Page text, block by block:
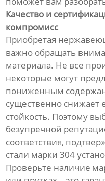
Качество и
компромисс
Приобретая
важно обращать
материала. Не все
некоторые могут
пониженным
существенно снижает
стойкость. Поэтому
безупречной
соответствия,
стали марки 304
Проверьте наличие